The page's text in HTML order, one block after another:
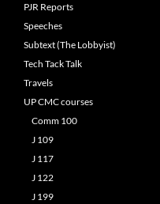
PJR Reports
Speeches
Subtext (The Lobbyist)
Tech Tack Talk
Travels
UP CMC courses
Comm 100
J 109
J 117
J 122
J 199